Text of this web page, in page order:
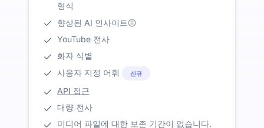
형식
향상된 AI 인사이트
YouTube 전사
화자 식별
사용자 지정 어휘
신규
API 접근
대량 전사
미디어 파일에 대한 보존 기간이 없습니다.